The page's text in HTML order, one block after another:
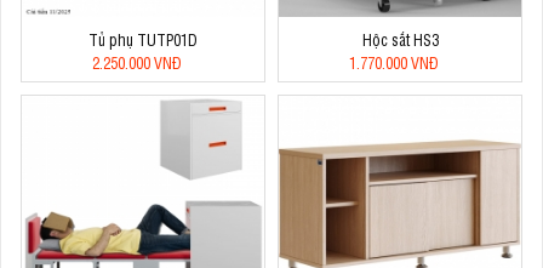
Tủ phụ TUTP01D
2.250.000 VNĐ
Hộc sắt HS3
1.770.000 VNĐ